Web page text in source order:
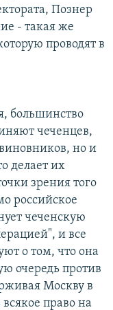
Познер
- такая же
проводят в
большинство
чеченцев,
но и
делает их
зрения того
российское
чеченскую
и все
о том, что она
очередь против
Москву в
право на